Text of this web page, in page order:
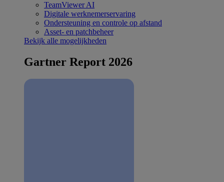
TeamViewer AI
Digitale werknemerservaring
Ondersteuning en controle op afstand
Asset- en patchbeheer
Bekijk alle mogelijkheden
Gartner Report 2026